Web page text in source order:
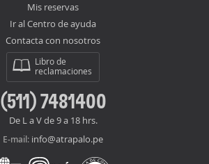
Mis reservas
Ir al Centro de ayuda
Contacta con nosotros
Libro de
reclamaciones
(511) 7481400
De L a V de 9 a 18 hrs.
E-mail: info@atrapalo.pe